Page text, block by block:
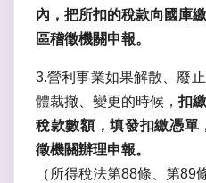
內，把所扣的稅款向國庫
區稽徵機關申報。
3.營利事業如果解散、廢
體裁撤、變更的時候，扣
稅款數額，填發扣繳憑單
徵機關辦理申報。
（所得稅法第88條、第89